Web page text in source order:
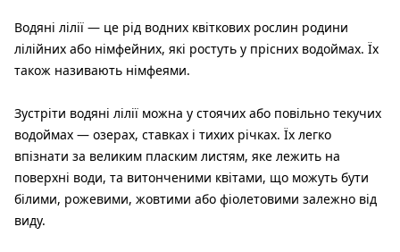
Водяні лілії — це рід водних квіткових рослин родини
лілійних або німфейних, які ростуть у прісних водоймах. Їх
також називають німфеями.
Зустріти водяні лілії можна у стоячих або повільно текучих
водоймах — озерах, ставках і тихих річках. Їх легко
впізнати за великим пласким листям, яке лежить на
поверхні води, та витонченими квітами, що можуть бути
білими, рожевими, жовтими або фіолетовими залежно від
виду.